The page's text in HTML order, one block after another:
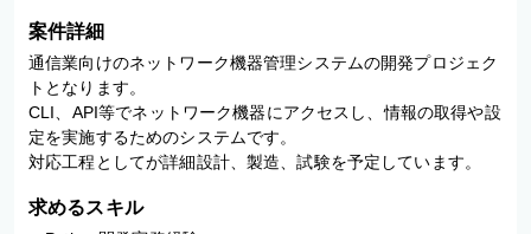
案件詳細
通信業向けのネットワーク機器管理システムの開発プロジェク
トとなります。
CLI、API等でネットワーク機器にアクセスし、情報の取得や設
定を実施するためのシステムです。
対応工程としてが詳細設計、製造、試験を予定しています。
求めるスキル